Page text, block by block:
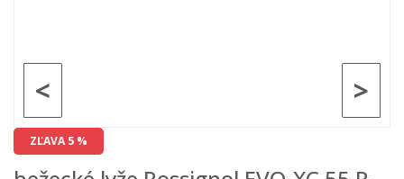
>
<
ZĽAVA 5 %